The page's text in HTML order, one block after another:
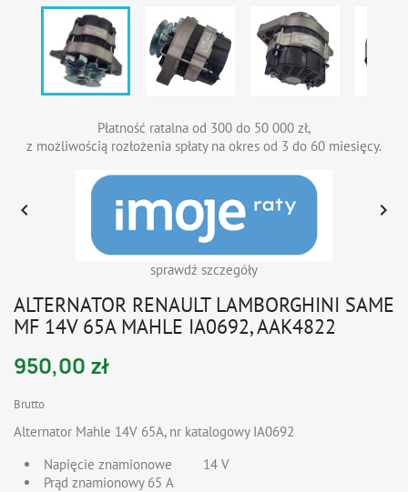
Płatność ratalna od 300 do 50 000 zł,
z możliwością rozłożenia spłaty na okres od 3 do 60 miesięcy.
sprawdź szczegóły
 
ALTERNATOR RENAULT LAMBORGHINI SAME
MF 14V 65A MAHLE IA0692, AAK4822
950,00 zł
Brutto
Alternator Mahle 14V 65A, nr katalogowy IA0692
Napięcie znamionowe
14 V
Prąd znamionowy 65 A